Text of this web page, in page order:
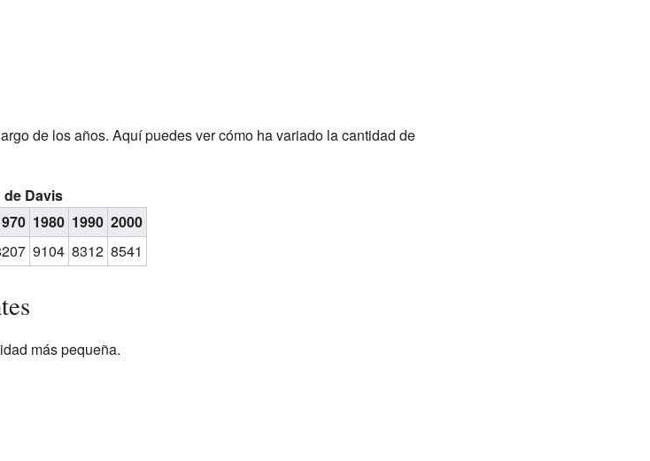
de los años. Aquí puedes ver cómo ha variado la cantidad de
Davis
1980 1990 2000
9104 8312 8541
más pequeña.